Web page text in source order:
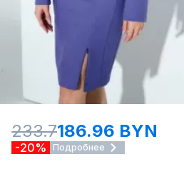
233.7186.96 BYN
-20% Подробнее